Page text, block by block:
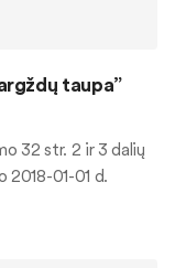
taupa”
32 str. 2 ir 3 dalių
01-01 d.